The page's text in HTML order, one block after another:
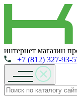
интернет магазин
+7 (812) 327-93-